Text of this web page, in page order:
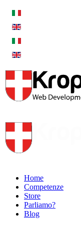
Home
Competenze
Store
Parliamo?
Blog